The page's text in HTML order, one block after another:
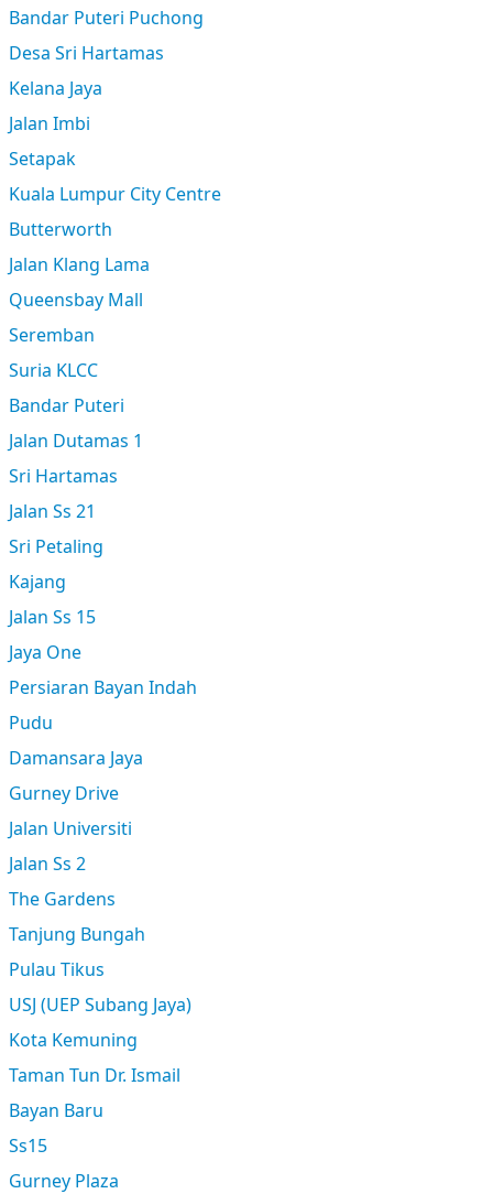
Bandar Puteri Puchong
Desa Sri Hartamas
Kelana Jaya
Jalan Imbi
Setapak
Kuala Lumpur City Centre
Butterworth
Jalan Klang Lama
Queensbay Mall
Seremban
Suria KLCC
Bandar Puteri
Jalan Dutamas 1
Sri Hartamas
Jalan Ss 21
Sri Petaling
Kajang
Jalan Ss 15
Jaya One
Persiaran Bayan Indah
Pudu
Damansara Jaya
Gurney Drive
Jalan Universiti
Jalan Ss 2
The Gardens
Tanjung Bungah
Pulau Tikus
USJ (UEP Subang Jaya)
Kota Kemuning
Taman Tun Dr. Ismail
Bayan Baru
Ss15
Gurney Plaza